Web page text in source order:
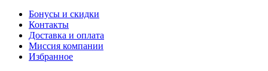
Бонусы и скидки
Контакты
Доставка и оплата
Миссия компании
Избранное